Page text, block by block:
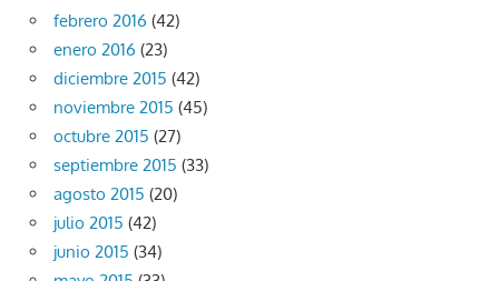
febrero 2016 (42)
enero 2016 (23)
diciembre 2015 (42)
noviembre 2015 (45)
octubre 2015 (27)
septiembre 2015 (33)
agosto 2015 (20)
julio 2015 (42)
junio 2015 (34)